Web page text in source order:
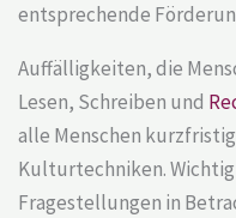
entsprechende
Auffälligkeiten, die
Lesen, Schreiben und
alle Menschen
Kulturtechniken.
Fragestellungen in